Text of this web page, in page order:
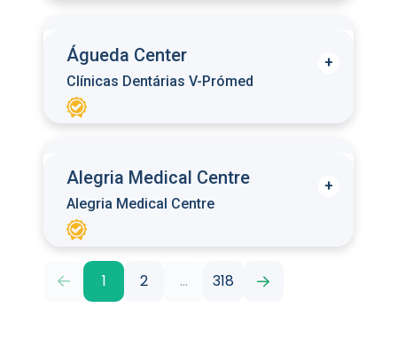
Águeda Center
Clínicas Dentárias V-Prómed
Alegria Medical Centre
Alegria Medical Centre
1 2 ... 318